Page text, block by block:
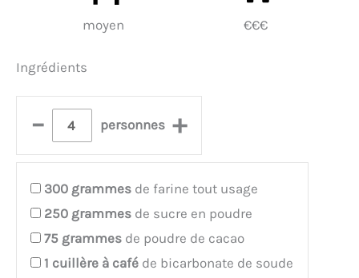
moyen €€€
Ingrédients
– personnes +
300 grammes de farine tout usage
250 grammes de sucre en poudre
75 grammes de poudre de cacao
1 cuillère à café de bicarbonate de soude